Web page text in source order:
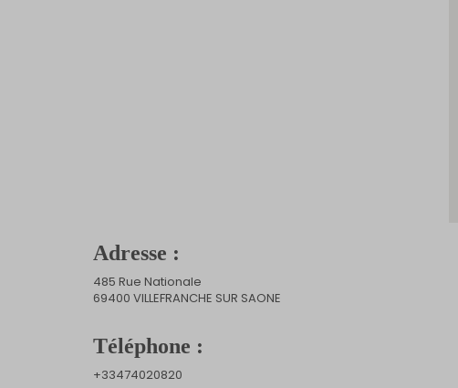
Adresse :
485 Rue Nationale
69400 VILLEFRANCHE SUR SAONE
Téléphone :
+33474020820